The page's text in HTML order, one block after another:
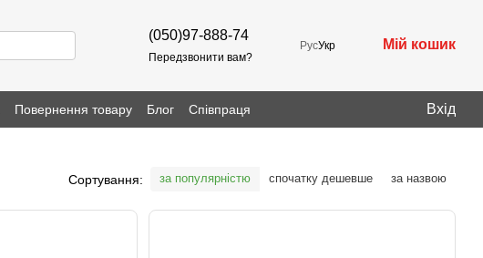
(050)97-888-74
Передзвонити вам?
РусУкр Мій кошик
Повернення товару Блог Співпраця Вхід
Сортування: за популярністю спочатку дешевше за назвою